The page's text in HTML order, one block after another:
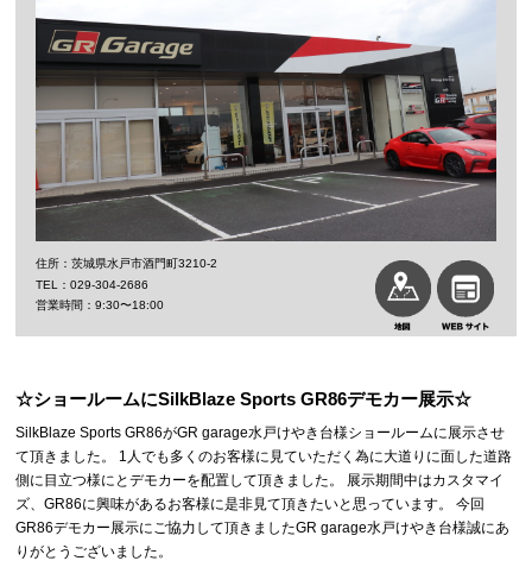
茨城県水戸市酒門町3210-2
029-304-2686
9:30〜18:00
☆ショールームにSilkBlaze Sports GR86デモカー展示☆
SilkBlaze Sports GR86がGR garage水戸けやき台様ショールームに展示させ
て頂きました。 1人でも多くのお客様に見ていただく為に大道りに面した道路
側に目立つ様にとデモカーを配置して頂きました。 展示期間中はカスタマイ
ズ、GR86に興味があるお客様に是非見て頂きたいと思っています。 今回
GR86デモカー展示にご協力して頂きましたGR garage水戸けやき台様誠にあ
りがとうございました。